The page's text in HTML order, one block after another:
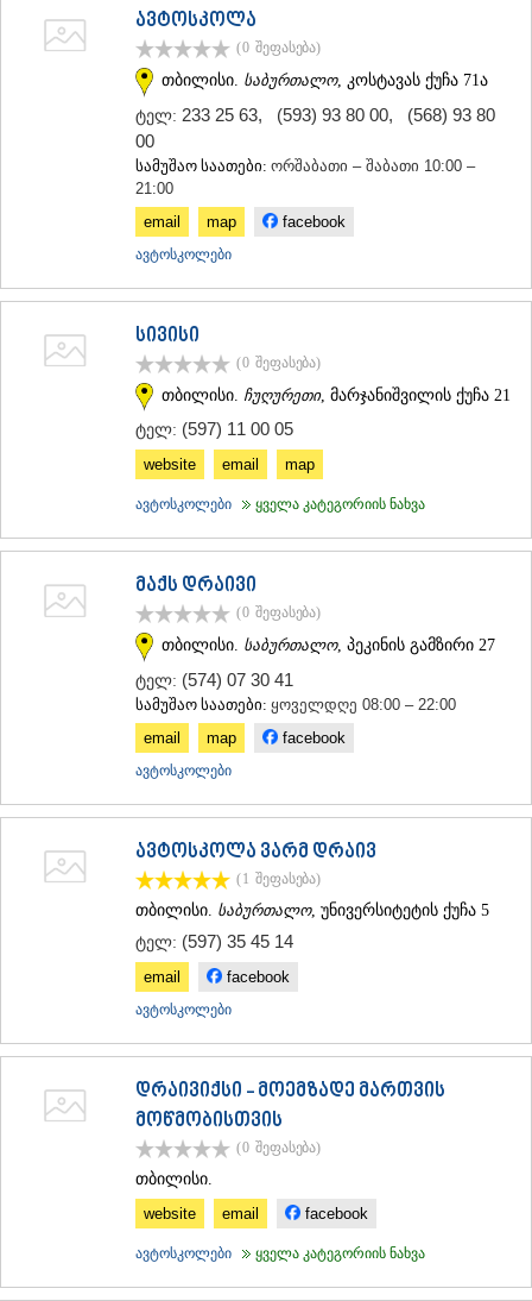
ავტოსკოლა
(0 შეფასება)
თბილისი. საბურთალო, კოსტავას ქუჩა 71ა
ტელ: 233 25 63, (593) 93 80 00, (568) 93 80
00
სამუშაო საათები: ორშაბათი – შაბათი 10:00 –
21:00
email
map facebook
ავტოსკოლები
სივისი
(0 შეფასება)
თბილისი. ჩუღურეთი, მარჯანიშვილის ქუჩა 21
ტელ: (597) 11 00 05
website email map
ავტოსკოლები ყველა კატეგორიის ნახვა
მაქს დრაივი
(0 შეფასება)
თბილისი. საბურთალო, პეკინის გამზირი 27
ტელ: (574) 07 30 41
სამუშაო საათები: ყოველდღე 08:00 – 22:00
email
map facebook
ავტოსკოლები
ავტოსკოლა ვარმ დრაივ
(1 შეფასება)
თბილისი. საბურთალო, უნივერსიტეტის ქუჩა 5
ტელ: (597) 35 45 14
email facebook
ავტოსკოლები
დრაივიქსი - მოემზადე მართვის
მოწმობისთვის
(0 შეფასება)
თბილისი.
website
email facebook
ავტოსკოლები ყველა კატეგორიის ნახვა